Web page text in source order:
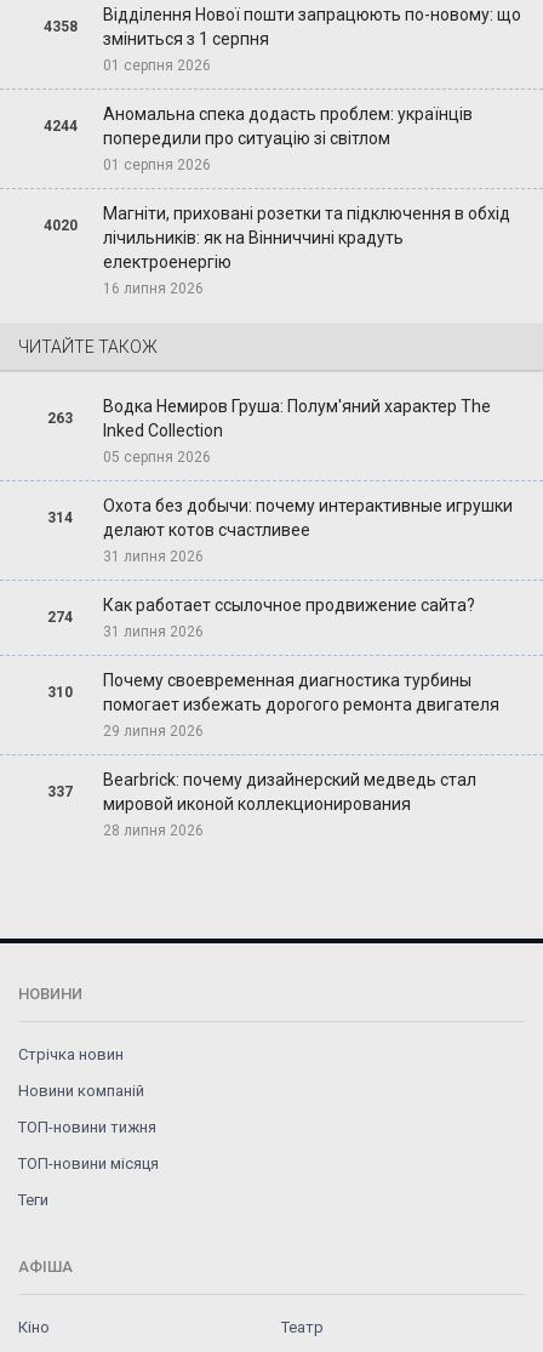
4358
Відділення Нової пошти запрацюють по-новому: що
зміниться з 1 серпня
01 серпня 2026
4244
Аномальна спека додасть проблем: українців
попередили про ситуацію зі світлом
01 серпня 2026
4020
Магніти, приховані розетки та підключення в обхід
лічильників: як на Вінниччині крадуть
електроенергію
16 липня 2026
ЧИТАЙТЕ ТАКОЖ
263
Водка Немиров Груша: Полум'яний характер The
Inked Collection
05 серпня 2026
314
Охота без добычи: почему интерактивные игрушки
делают котов счастливее
31 липня 2026
274
Как работает ссылочное продвижение сайта?
31 липня 2026
310
Почему своевременная диагностика турбины
помогает избежать дорогого ремонта двигателя
29 липня 2026
337
Bearbrick: почему дизайнерский медведь стал
мировой иконой коллекционирования
28 липня 2026
НОВИНИ
Стрічка новин
Новини компаній
ТОП-новини тижня
ТОП-новини місяця
Теги
АФІША
Кіно
Театр